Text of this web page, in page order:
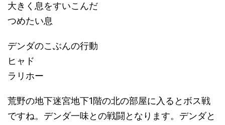
大きく息をすいこんだ
つめたい息
デンダのこぶんの行動
ヒャド
ラリホー
荒野の地下迷宮地下1階の北の部屋に入るとボス戦
ですね。デンダ一味との戦闘となります。デンダと